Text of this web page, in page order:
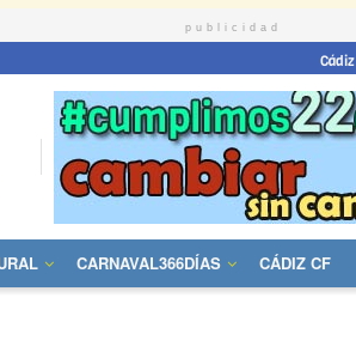
publicidad
Cádiz
CARNAVAL366DÍAS CÁDIZ CF